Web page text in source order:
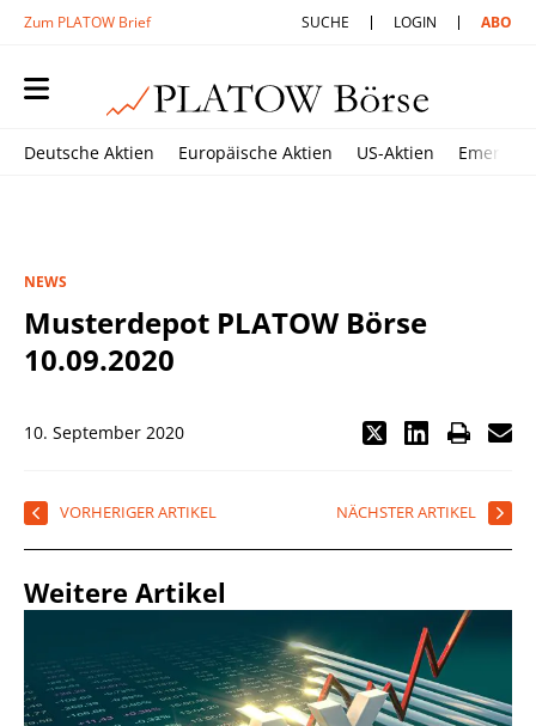
Zum PLATOW Brief SUCHE LOGIN ABO
Deutsche Aktien Europäische Aktien US-Aktien
NEWS
Musterdepot PLATOW Börse
10.09.2020
10. September 2020
VORHERIGER ARTIKEL NÄCHSTER ARTIKEL
Weitere Artikel